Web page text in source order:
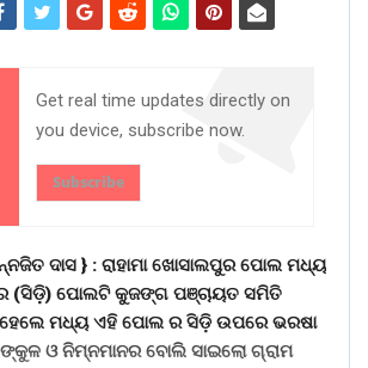
Get real time updates directly on
you device, subscribe now.
Subscribe
ଦାସ } : ରାହାମା ଖୋସାଲପୁର ପୋଲ ମଧ୍ୟ
(ସିଡ଼ି) ପୋଲଟି କୁଜଙ୍ଗ ପଞ୍ଚାୟତ ସମିତି
ହେଲେ ମଧ୍ୟ ଏହି ପୋଲ ର ସିଡ଼ି ଉପରେ ଭରଷା
ଓ ନିମ୍ନମାନର ବୋଲି ସାଇଲୋ ଗ୍ରାମ